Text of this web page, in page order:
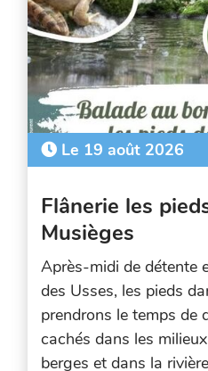
Le 19 août 2026
Flânerie les
Musièges
Après-midi de détente
des Usses, les pieds
prendrons le temps de
cachés dans les
berges et dans la